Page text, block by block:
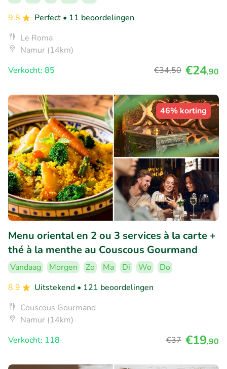
9.8
Perfect • 11 beoordelingen
Le Roma
Namur (14km)
Verkocht: 85
€34,50 €24,90
46% korting
Menu oriental en 2 ou 3 services à la carte +
thé à la menthe au Couscous Gourmand
Vandaag Morgen Zo Ma Di Wo
Do
8.9
Uitstekend • 121 beoordelingen
Couscous Gourmand
Namur (14km)
Verkocht: 118
€37 €19,90